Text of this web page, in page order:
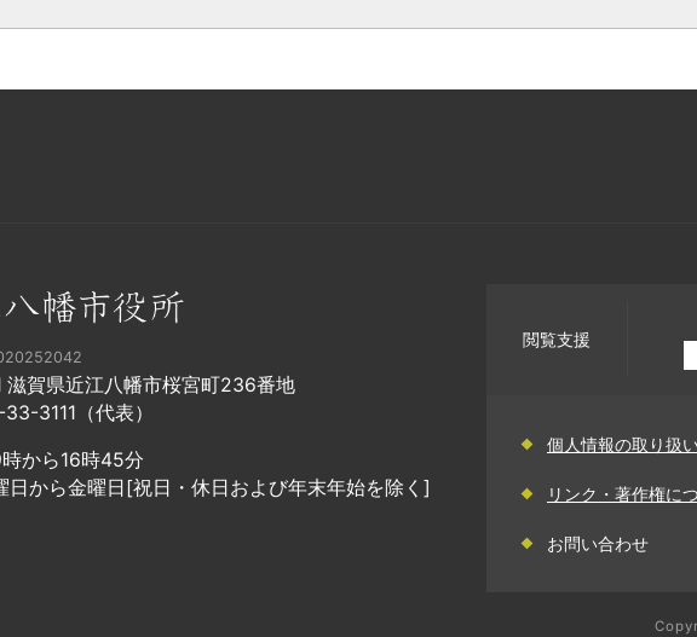
賀県近江八幡市桜宮町236番地
3111（代表）
から16時45分
日から金曜日[祝日・休日および年末年始を除く]
閲覧支援
個人情報の取り扱
リンク・著作権に
お問い合わせ